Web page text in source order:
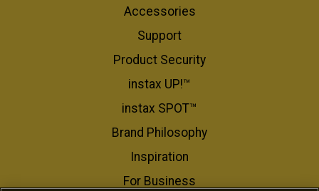
Accessories
Support
Product Security
instax UP!™
instax SPOT™
Brand Philosophy
Inspiration
For Business​